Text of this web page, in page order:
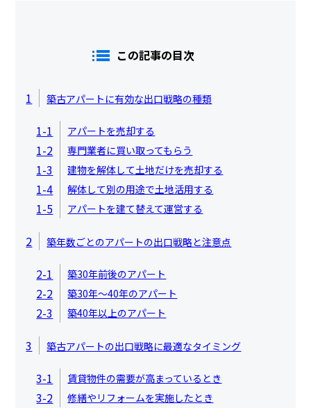
この記事の目次
1 築古アパートに有効な出口戦略の種類
1-1 アパートを売却する
1-2 専門業者に買い取ってもらう
1-3 建物を解体して土地だけを売却する
1-4 解体して別の用途で土地活用する
1-5 アパートを建て替えて運営する
2 築年数ごとのアパートの出口戦略と注意点
2-1 築30年前後のアパート
2-2 築30年～40年のアパート
2-3 築40年以上のアパート
3 築古アパートの出口戦略に最適なタイミング
3-1 賃貸物件の需要が高まっているとき
3-2 修繕やリフォームを実施したとき